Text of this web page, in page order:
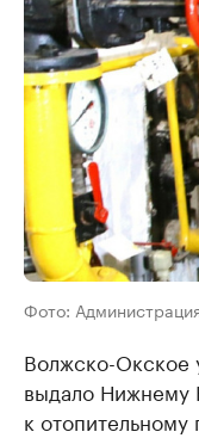
Фото:
Волжско-Окское
выдало Нижнему
к